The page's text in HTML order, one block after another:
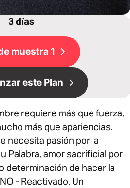
3 días
muestra 1
este Plan
requiere más que fuerza,
más que apariencias.
necesita pasión por la
Palabra, amor sacrificial por
determinación de hacer la
- Reactivado. Un